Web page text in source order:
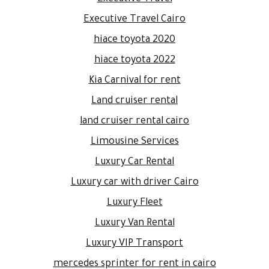
Executive Travel Cairo
hiace toyota 2020
hiace toyota 2022
Kia Carnival for rent
Land cruiser rental
land cruiser rental cairo
Limousine Services
Luxury Car Rental
Luxury car with driver Cairo
Luxury Fleet
Luxury Van Rental
Luxury VIP Transport
mercedes sprinter for rent in cairo